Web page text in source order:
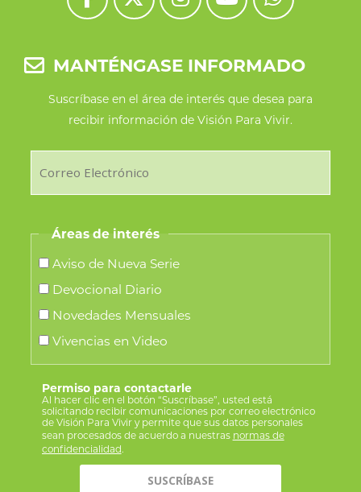
MANTÉNGASE INFORMADO
Suscríbase en el área de interés que desea para
recibir información de Visión Para Vivir.
Áreas de interés
Aviso de Nueva Serie
Devocional Diario
Novedades Mensuales
Vivencias en Video
Permiso para contactarle
Al hacer clic en el botón “Suscríbase”, usted está
solicitando recibir comunicaciones por correo electrónico
de Visión Para Vivir y permite que sus datos personales
sean procesados de acuerdo a nuestras normas de
confidencialidad.